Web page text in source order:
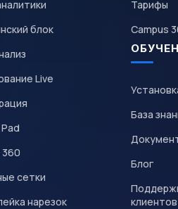
блок
Live
360
сетки
нарезок
Тарифы
Campus
База
Блог
клиентов